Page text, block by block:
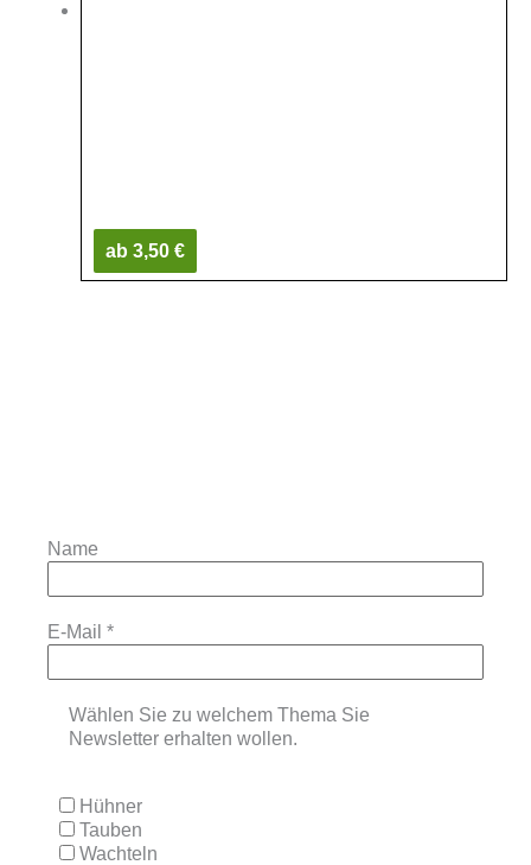
ab 3,50 €
Name
E-Mail *
Wählen Sie zu welchem Thema Sie
Newsletter erhalten wollen.
Hühner
Tauben
Wachteln